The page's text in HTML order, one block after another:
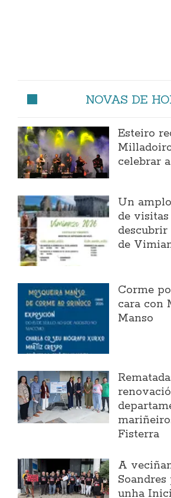
NOVAS DE
Esteiro
celebrar
Un
de
de
Corme
cara con
Manso
Fisterra
A
unha